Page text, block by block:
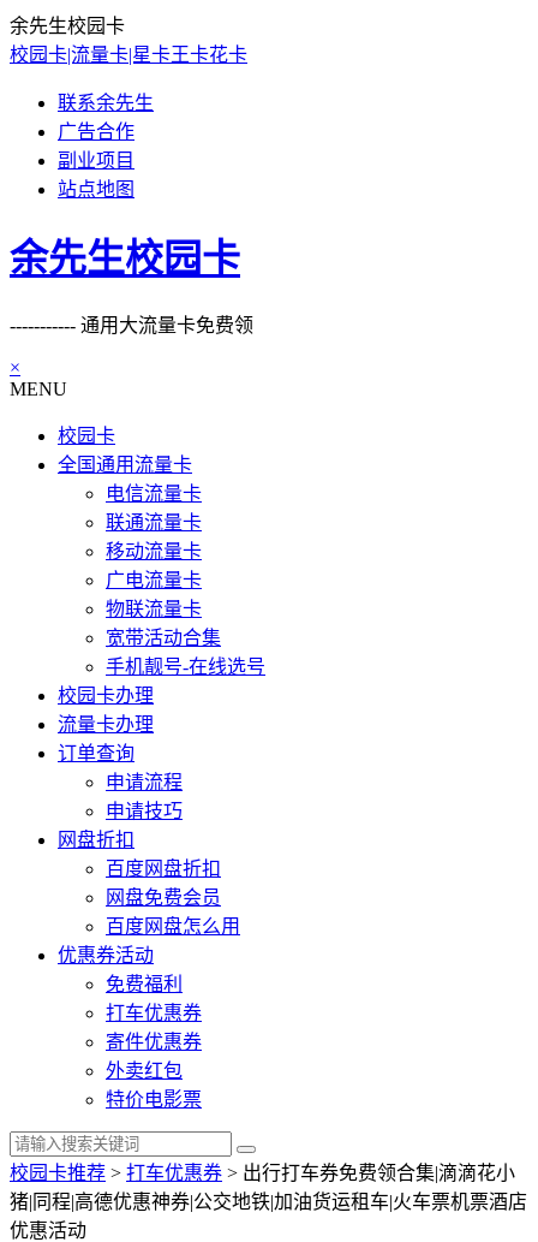
余先生校园卡
校园卡|流量卡|星卡王卡花卡
联系余先生
广告合作
副业项目
站点地图
余先生校园卡
----------- 通用大流量卡免费领
×
MENU
校园卡
全国通用流量卡
电信流量卡
联通流量卡
移动流量卡
广电流量卡
物联流量卡
宽带活动合集
手机靓号-在线选号
校园卡办理
流量卡办理
订单查询
申请流程
申请技巧
网盘折扣
百度网盘折扣
网盘免费会员
百度网盘怎么用
优惠券活动
免费福利
打车优惠券
寄件优惠券
外卖红包
特价电影票
校园卡推荐 > 打车优惠券 > 出行打车券免费领合集|滴滴花小
猪|同程|高德优惠神券|公交地铁|加油货运租车|火车票机票酒店
优惠活动